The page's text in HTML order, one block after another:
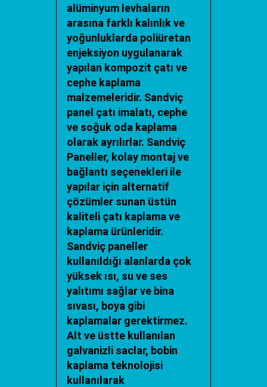
alüminyum levhaların
arasına farklı kalınlık ve
yoğunluklarda poliüretan
enjeksiyon uygulanarak
yapılan kompozit çatı ve
cephe kaplama
malzemeleridir. Sandviç
panel çatı imalatı, cephe
ve soğuk oda kaplama
olarak ayrılırlar. Sandviç
Paneller, kolay montaj ve
bağlantı seçenekleri ile
yapılar için alternatif
çözümler sunan üstün
kaliteli çatı kaplama ve
kaplama ürünleridir.
Sandviç paneller
kullanıldığı alanlarda çok
yüksek ısı, su ve ses
yalıtımı sağlar ve bina
sıvası, boya gibi
kaplamalar gerektirmez.
Alt ve üstte kullanılan
galvanizli saclar, bobin
kaplama teknolojisi
kullanılarak